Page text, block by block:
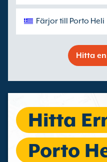
Färjor till Porto Heli
Hitta
Hitta
Porto